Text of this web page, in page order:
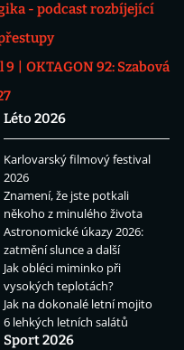
- podcast rozbíjející
9
OKTAGON 92: Szabová
Léto 2026
Karlovarský filmový festival
2026
Znamení, že jste potkali
někoho z minulého života
Astronomické úkazy 2026:
zatmění slunce a další
Jak obléci miminko při
vysokých teplotách?
Jak na dokonalé letní mojito
6 lehkých letních salátů
Sport 2026